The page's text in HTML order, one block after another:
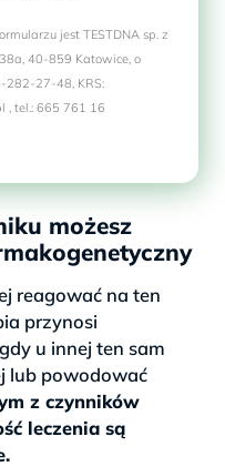
jest TESTDNA sp. z
38a, 40-859 Katowice, o
282-27-48, KRS:
, tel.: 665 761 16
możesz
reagować na ten
przynosi
u innej ten sam
lub powodować
z czynników
leczenia są